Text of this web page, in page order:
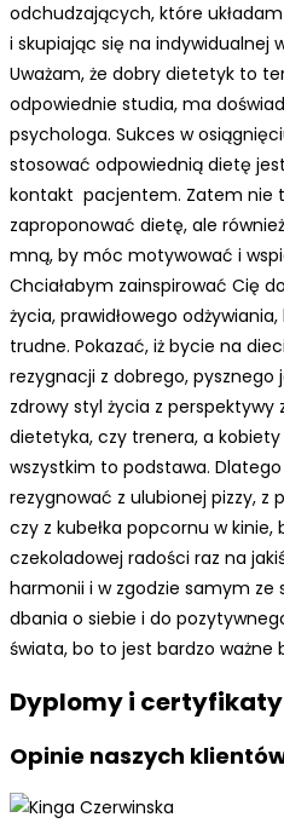
odchudzających, które
i skupiając się na indywidualnej
Uważam, że dobry dietetyk to
odpowiednie studia, ma
psychologa. Sukces w
stosować odpowiednią dietę
kontakt pacjentem. Zatem nie
zaproponować dietę, ale
mną, by móc motywować i
Chciałabym zainspirować Cię
życia, prawidłowego
trudne. Pokazać, iż bycie na
rezygnacji z dobrego, pysznego
zdrowy styl życia z perspektywy
dietetyka, czy trenera, a
wszystkim to podstawa.
rezygnować z ulubionej pizzy, z
czy z kubełka popcornu w kinie,
czekoladowej radości raz na
harmonii i w zgodzie samym ze
dbania o siebie i do
świata, bo to jest bardzo ważne
Dyplomy i certyfikaty
Opinie naszych